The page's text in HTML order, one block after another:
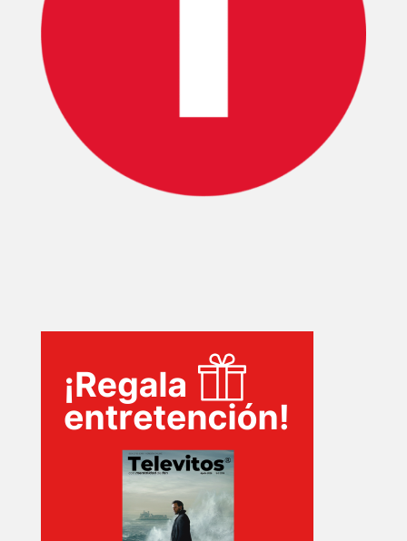
TECNOVITOS
T-
EVENTOS